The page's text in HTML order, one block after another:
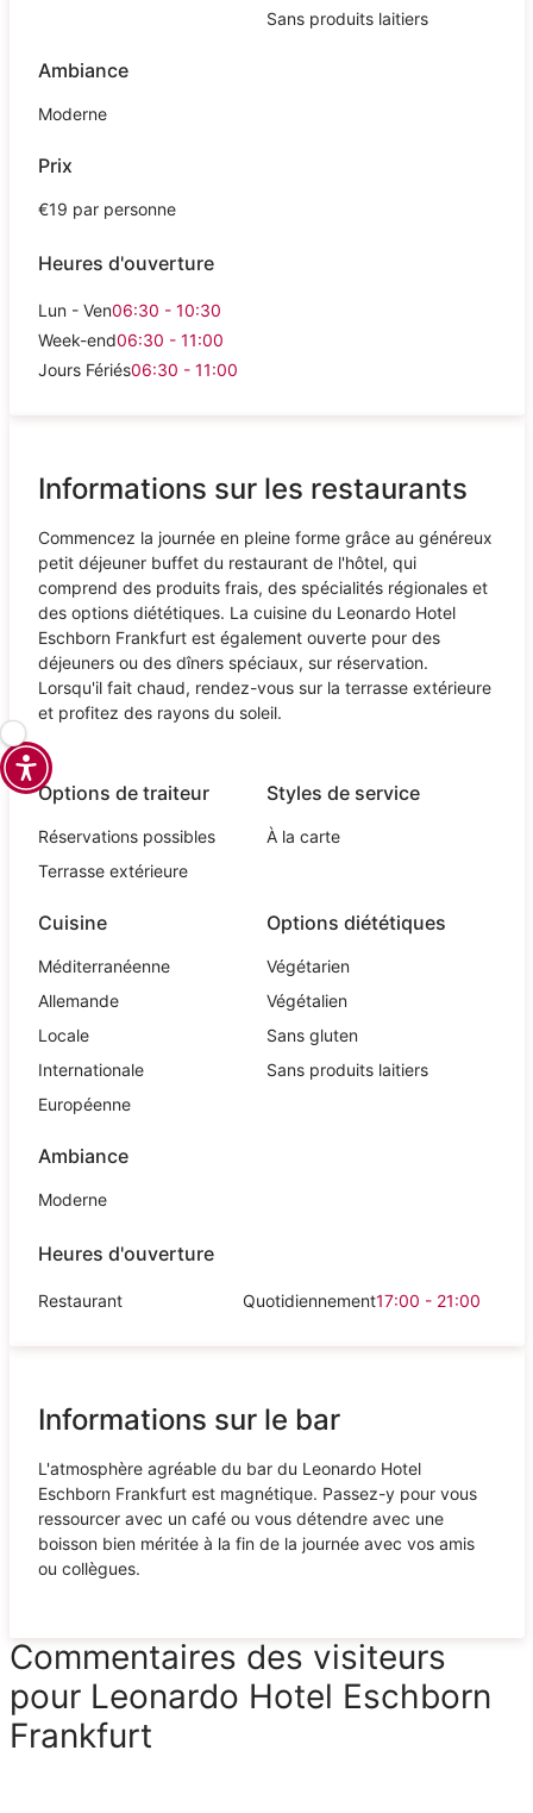
Sans produits laitiers
Ambiance
Moderne
Prix
€19 par personne
Heures d'ouverture
Lun - Ven06:30 - 10:30
Week-end06:30 - 11:00
Jours Fériés06:30 - 11:00
Informations sur les restaurants
Commencez la journée en pleine forme grâce au généreux
petit déjeuner buffet du restaurant de l'hôtel, qui
comprend des produits frais, des spécialités régionales et
des options diététiques. La cuisine du Leonardo Hotel
Eschborn Frankfurt est également ouverte pour des
déjeuners ou des dîners spéciaux, sur réservation.
Lorsqu'il fait chaud, rendez-vous sur la terrasse extérieure
et profitez des rayons du soleil.
Options de traiteur
Réservations possibles
Terrasse extérieure
Styles de service
À la carte
Cuisine
Méditerranéenne
Allemande
Locale
Internationale
Européenne
Options diététiques
Végétarien
Végétalien
Sans gluten
Sans produits laitiers
Ambiance
Moderne
Heures d'ouverture
Restaurant Quotidiennement17:00 - 21:00
Informations sur le bar
L'atmosphère agréable du bar du Leonardo Hotel
Eschborn Frankfurt est magnétique. Passez-y pour vous
ressourcer avec un café ou vous détendre avec une
boisson bien méritée à la fin de la journée avec vos amis
ou collègues.
Commentaires des visiteurs
pour Leonardo Hotel Eschborn
Frankfurt